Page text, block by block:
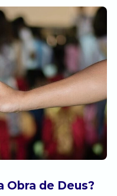
Obra de Deus?